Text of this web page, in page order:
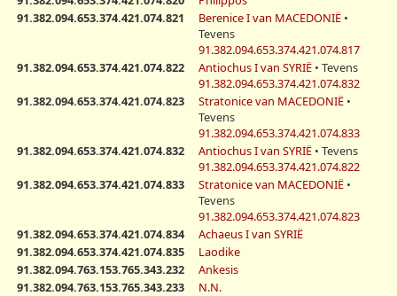
91.382.094.653.374.421.074.821
Berenice I van MACEDONIË •
Tevens
91.382.094.653.374.421.074.817
91.382.094.653.374.421.074.822
Antiochus I van SYRIË • Tevens
91.382.094.653.374.421.074.832
91.382.094.653.374.421.074.823
Stratonice van MACEDONIË •
Tevens
91.382.094.653.374.421.074.833
91.382.094.653.374.421.074.832
Antiochus I van SYRIË • Tevens
91.382.094.653.374.421.074.822
91.382.094.653.374.421.074.833
Stratonice van MACEDONIË •
Tevens
91.382.094.653.374.421.074.823
91.382.094.653.374.421.074.834
Achaeus I van SYRIË
91.382.094.653.374.421.074.835
Laodike
91.382.094.763.153.765.343.232
Ankesis
91.382.094.763.153.765.343.233
N.N.